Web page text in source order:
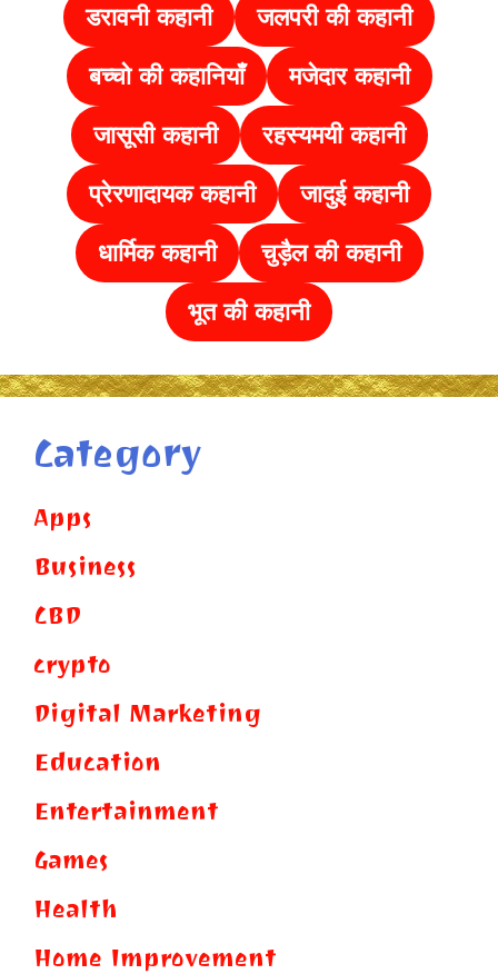
डरावनी कहानी
जलपरी की कहानी
बच्चो की कहानियाँ
मजेदार कहानी
जासूसी कहानी
रहस्यमयी कहानी
प्रेरणादायक कहानी
जादुई कहानी
धार्मिक कहानी
चुड़ैल की कहानी
भूत की कहानी
Category
Apps
Business
CBD
crypto
Digital Marketing
Education
Entertainment
Games
Health
Home Improvement